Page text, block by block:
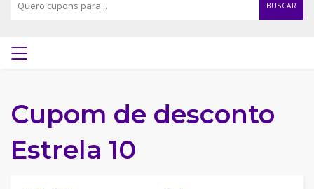
BUSCAR
Cupom de desconto
Estrela 10